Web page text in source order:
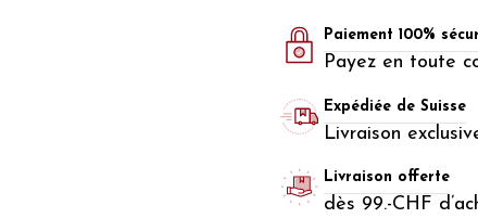
Paiement 100%
Payez en toute
Expédiée de Suisse
Livraison
Livraison offerte
dès 99.-CHF